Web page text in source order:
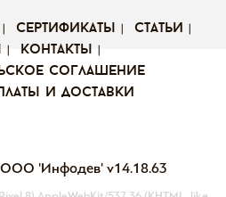
сертификаты
статьи
контакты
соглашение
и доставки
ООО 'Инфодев' v14.18.63